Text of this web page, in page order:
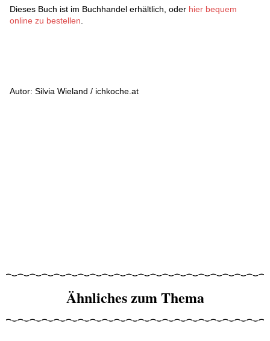
Dieses Buch ist im Buchhandel erhältlich, oder hier bequem
online zu bestellen.
Autor: Silvia Wieland / ichkoche.at
Ähnliches zum Thema